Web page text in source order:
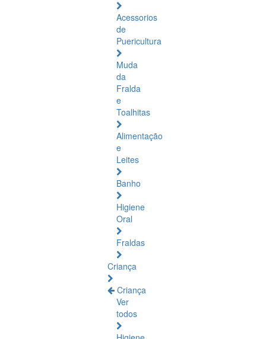
Acessorios
de
Puericultura
Muda
da
Fralda
e
Toalhitas
Alimentação
e
Leites
Banho
Higiene
Oral
Fraldas
Criança
Criança
Ver
todos